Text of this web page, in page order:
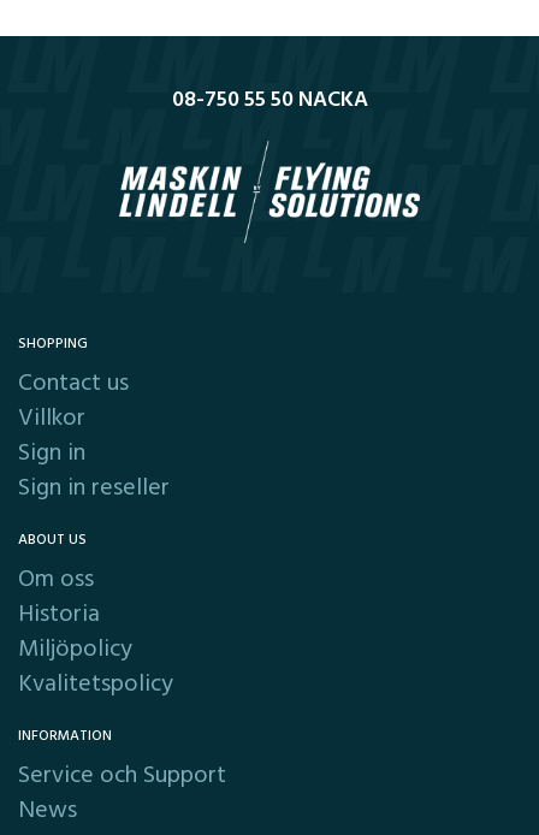
08-750 55 50 NACKA
SHOPPING
Contact us
Villkor
Sign in
Sign in reseller
ABOUT US
Om oss
Historia
Miljöpolicy
Kvalitetspolicy
INFORMATION
Service och Support
News